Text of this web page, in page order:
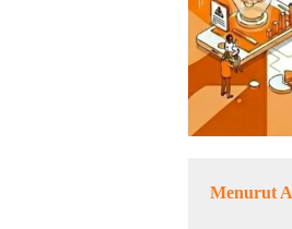
Menurut